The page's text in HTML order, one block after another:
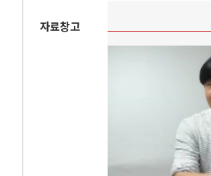
자료창고
중국 AI, 저가 공세로 글로벌 토큰 시..
AI 국부펀드 구상 놓고 미국 진보진영 ..